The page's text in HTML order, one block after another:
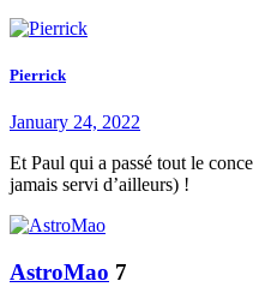
Pierrick
January 24, 2022
Et Paul qui a passé tout le
jamais servi d’ailleurs) !
AstroMao 7